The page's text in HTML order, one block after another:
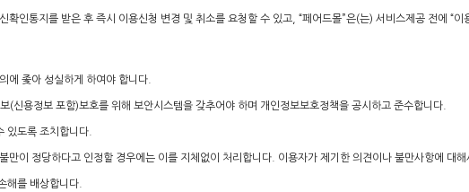
인통지를 받은 후 즉시 이용신청 변경 및 취소를 요청할 수 있고, “페어드몰”은(는) 서비스제공 전에 “
에 좇아 성실하게 하여야 합니다.
(신용정보 포함)보호를 위해 보안시스템을 갖추어야 하며 개인정보보호정책을 공시하고 준수합니다.
있도록 조치합니다.
이 정당하다고 인정할 경우에는 이를 지체없이 처리합니다. 이용자가 제기한 의견이나 불만사항에 대
해를 배상합니다.